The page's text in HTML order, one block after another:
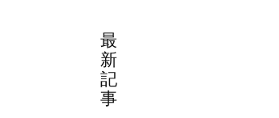
最
新
記
事